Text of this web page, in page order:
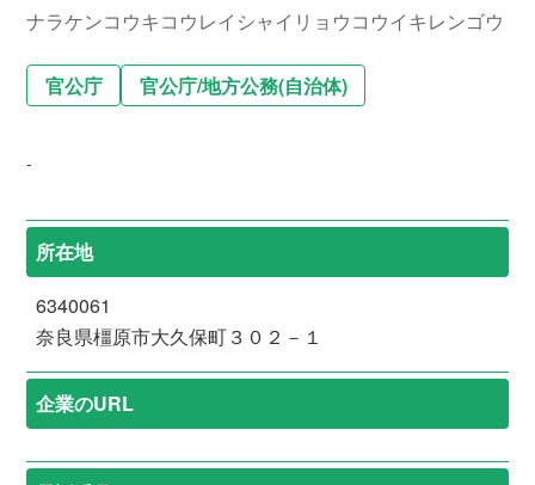
ナラケンコウキコウレイシャイリョウコウイキレンゴウ
官公庁 官公庁/地方公務(自治体)
-
所在地
6340061
奈良県橿原市大久保町３０２－１
企業のURL